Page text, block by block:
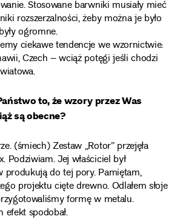
Stosowane barwniki musiały mieć
rozszerzalności, żeby można je było
ogromne.
ciekawe tendencje we wzornictwie:
Czech – wciąż potęgi jeśli chodzi
to, że wzory przez Was
są obecne?
(śmiech) Zestaw „Rotor” przejęła
Podziwiam. Jej właściciel był
produkują do tej pory. Pamiętam,
projektu cięte drewno. Odlałem słoje
formę w metalu.
spodobał.